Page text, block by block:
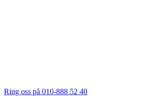
Ring oss på 010-888 52 40